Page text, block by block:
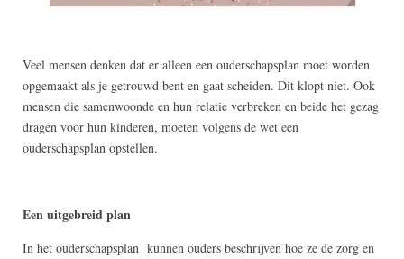
Veel mensen denken dat er alleen een ouderschapsplan moet worden
opgemaakt als je getrouwd bent en gaat scheiden. Dit klopt niet. Ook
mensen die samenwoonde en hun relatie verbreken en beide het gezag
dragen voor hun kinderen, moeten volgens de wet een
ouderschapsplan opstellen.
Een uitgebreid plan
In het ouderschapsplan kunnen ouders beschrijven hoe ze de zorg en